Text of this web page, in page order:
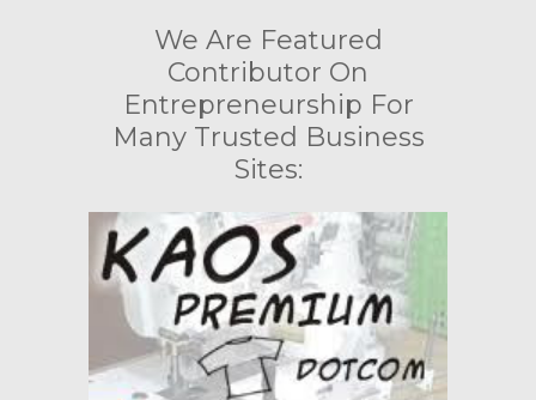
We Are Featured
Contributor On
Entrepreneurship For
Many Trusted Business
Sites: